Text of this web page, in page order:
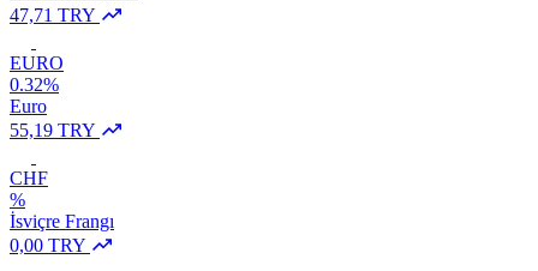
47,71 TRY
EURO
0.32%
Euro
55,19 TRY
CHF
%
İsviçre Frangı
0,00 TRY